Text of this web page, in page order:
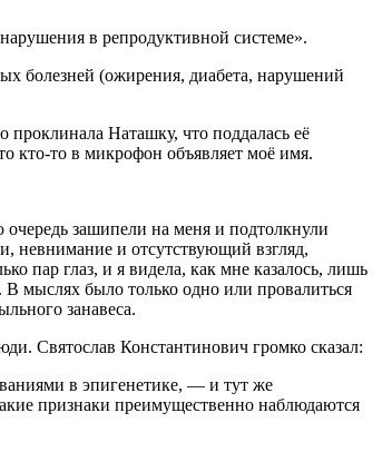
в репродуктивной системе».
болезней (ожирения, диабета, нарушений
проклинала Наташку, что поддалась её
кто-то в микрофон объявляет моё имя.
очередь зашипели на меня и подтолкнули
невнимание и отсутствующий взгляд,
пар глаз, и я видела, как мне казалось, лишь
В мыслях было только одно или провалиться
занавеса.
Святослав Константинович громко сказал:
в эпигенетике, — и тут же
признаки преимущественно наблюдаются